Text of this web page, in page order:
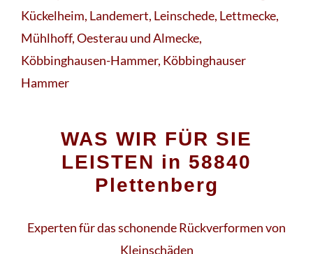
Kückelheim, Landemert, Leinschede, Lettmecke,
Mühlhoff, Oesterau und Almecke,
Köbbinghausen-Hammer, Köbbinghauser
Hammer
WAS WIR FÜR SIE
LEISTEN in 58840
Plettenberg
Experten für das schonende Rückverformen von
Kleinschäden